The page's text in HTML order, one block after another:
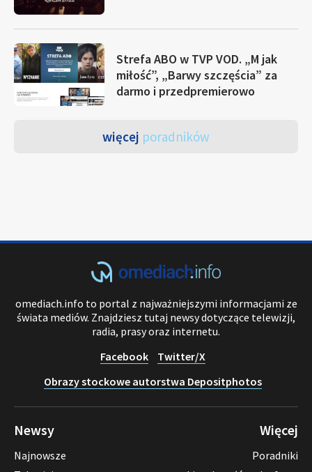
Strefa ABO w TVP VOD. „M jak
miłość”, „Barwy szczęścia” za
darmo i przedpremierowo
więcej poradników
omediach.info to portal z najważniejszymi informacjami ze
świata mediów. Znajdziesz tutaj newsy dotyczące telewizji,
radia, prasy oraz internetu.
Facebook
Twitter/X
Obrazy stockowe autorstwa Depositphotos
Newsy
Najnowsze
Więcej
Poradniki